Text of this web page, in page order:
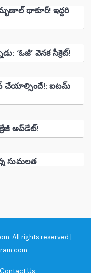
థాకూర్! ఇద్దరి
‘ఓజీ’ వెనక సీక్రెట్!
చేయాల్సిందే!: ఐటమ్
అప్‌డేట్!
సుమలత
All rights reserved |
Contact Us